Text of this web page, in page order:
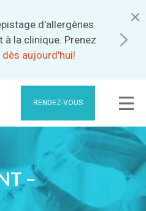
bénéficier de
tarifs.
d'allergènes
la clinique. Prenez
aujourd'hui!
RENDEZ-VOUS
–